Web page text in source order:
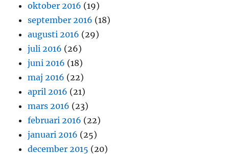
oktober 2016 (19)
september 2016 (18)
augusti 2016 (29)
juli 2016 (26)
juni 2016 (18)
maj 2016 (22)
april 2016 (21)
mars 2016 (23)
februari 2016 (22)
januari 2016 (25)
december 2015 (20)